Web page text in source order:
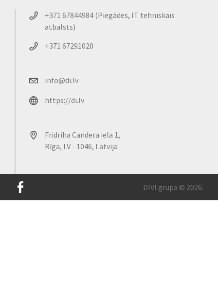
+371 67844984 (Piegādes, IT tehniskais
atbalsts)
+371 67291020
info@di.lv
https://di.lv
Fridriha Candera iela 1,
Rīga, LV - 1046, Latvija
DIVI grupa © 2026.